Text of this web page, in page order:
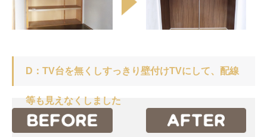
D：TV台を無くしすっきり壁付けTVにして、配線
等も見えなくしました